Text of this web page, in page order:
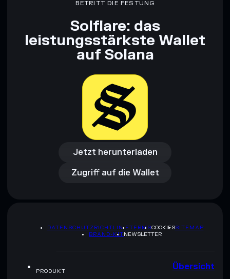
BETRITT DIE FESTUNG
Solflare: das
leistungsstärkste Wallet
auf Solana
Jetzt herunterladen
Jetzt herunterladen
Zugriff auf die Wallet
Zugriff auf die Wallet
DATENSCHUTZRICHTLINIETERMSCOOKIESSITEMAP
BRAND-KITNEWSLETTER
PRODUKT Übersicht